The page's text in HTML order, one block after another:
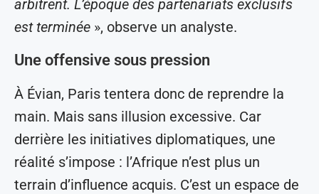
arbitrent. L’époque des partenariats exclusifs
est terminée », observe un analyste.
Une offensive sous pression
À Évian, Paris tentera donc de reprendre la
main. Mais sans illusion excessive. Car
derrière les initiatives diplomatiques, une
réalité s’impose : l’Afrique n’est plus un
terrain d’influence acquis. C’est un espace de